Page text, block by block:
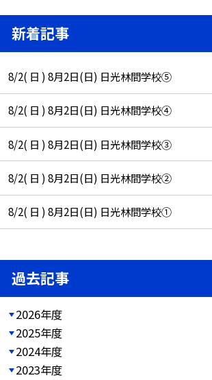
新着記事
8/2( 日 ) 8月2日(日) 日光林間学校⑤
8/2( 日 ) 8月2日(日) 日光林間学校④
8/2( 日 ) 8月2日(日) 日光林間学校③
8/2( 日 ) 8月2日(日) 日光林間学校②
8/2( 日 ) 8月2日(日) 日光林間学校①
過去記事
2026年度
2025年度
2024年度
2023年度